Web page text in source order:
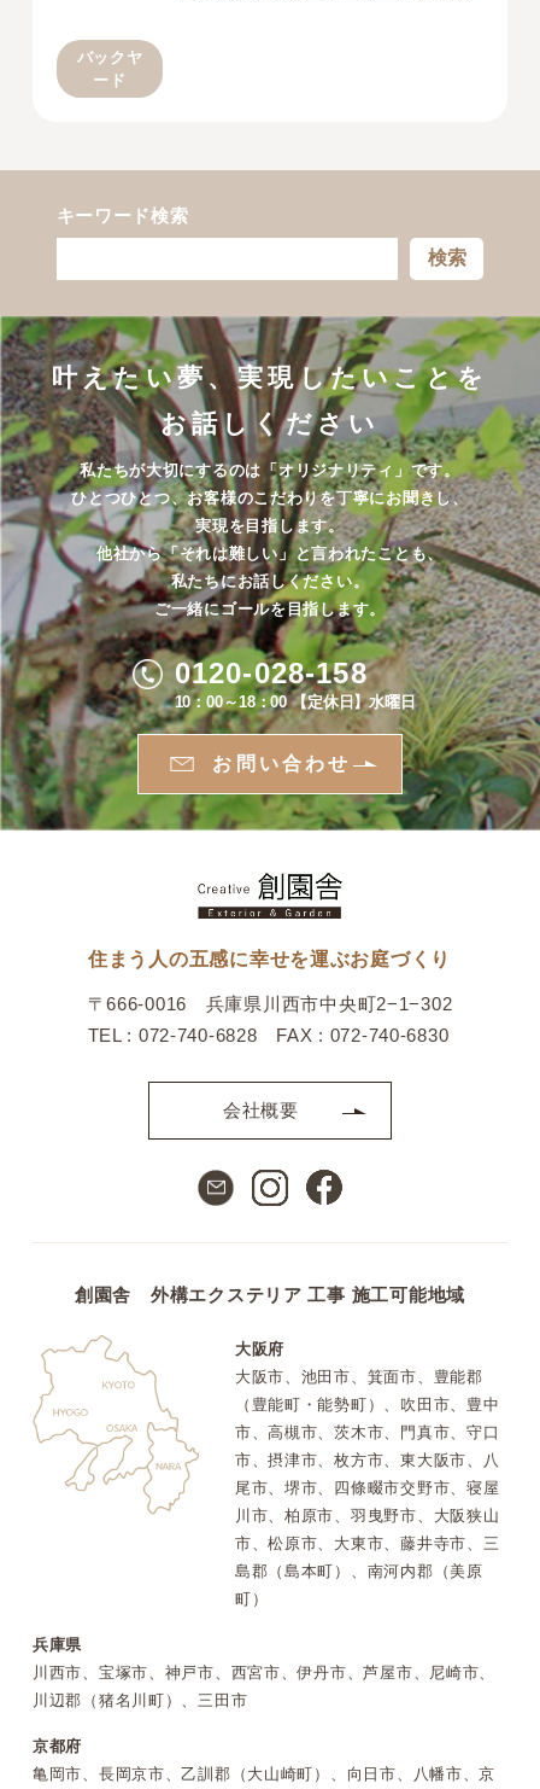
バックヤ
ード
キーワード検索
検索
叶えたい夢、実現したいことを
お話しください
私たちが大切にするのは「オリジナリティ」です。
ひとつひとつ、お客様のこだわりを丁寧にお聞きし、
実現を目指します。
他社から「それは難しい」と言われたことも、
私たちにお話しください。
ご一緒にゴールを目指します。
0120-028-158
10：00～18：00 【定休日】水曜日
お問い合わせ
住まう人の五感に幸せを運ぶお庭づくり
〒666-0016 兵庫県川西市中央町2−1−302
TEL : 072-740-6828 FAX : 072-740-6830
会社概要
創園舎 外構エクステリア 工事 施工可能地域
大阪府
大阪市、池田市、箕面市、豊能郡
（豊能町・能勢町）、吹田市、豊中
市、高槻市、茨木市、門真市、守口
市、摂津市、枚方市、東大阪市、八
尾市、堺市、四條畷市交野市、寝屋
川市、柏原市、羽曳野市、大阪狭山
市、松原市、大東市、藤井寺市、三
島郡（島本町）、南河内郡（美原
町）
兵庫県
川西市、宝塚市、神戸市、西宮市、伊丹市、芦屋市、尼崎市、
川辺郡（猪名川町）、三田市
京都府
亀岡市、長岡京市、乙訓郡（大山崎町）、向日市、八幡市、京